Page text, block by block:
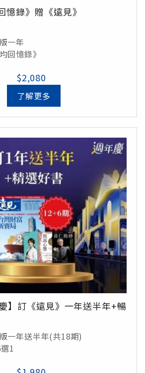
憶錄》贈《遠見》
一年
回憶錄》
$2,080
了解更多
】訂《遠見》一年送半年+暢
一年送半年(共18期)
1